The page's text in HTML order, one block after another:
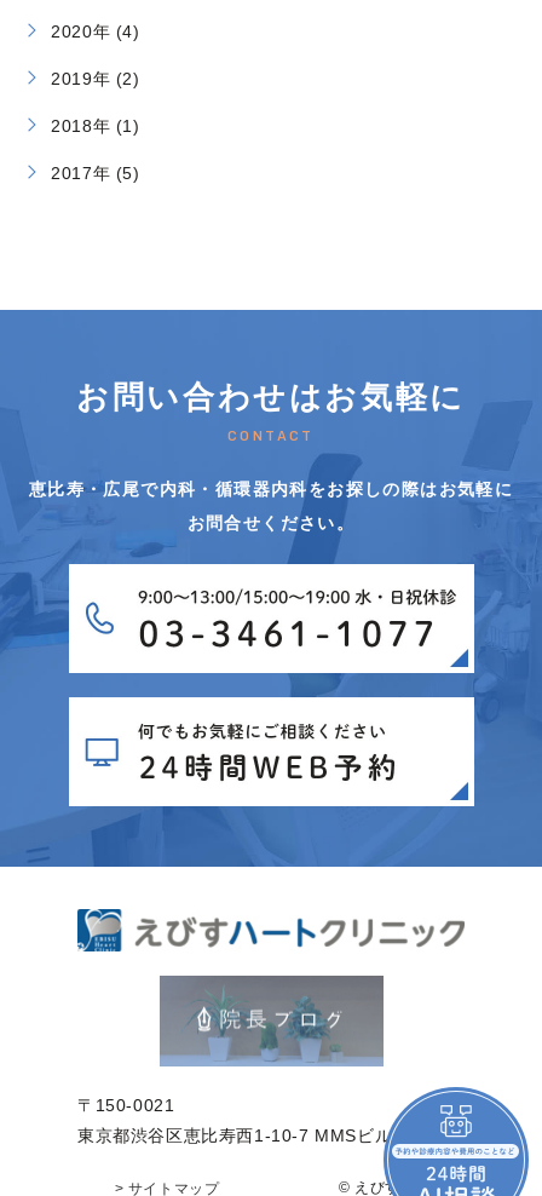
2020年 (4)
2019年 (2)
2018年 (1)
2017年 (5)
お問い合わせはお気軽に
CONTACT
恵比寿・広尾で内科・循環器内科をお探しの際はお気軽に
お問合せください。
〒150-0021
東京都渋谷区恵比寿西1-10-7 MMSビル2階
> サイトマップ © えびすハートク